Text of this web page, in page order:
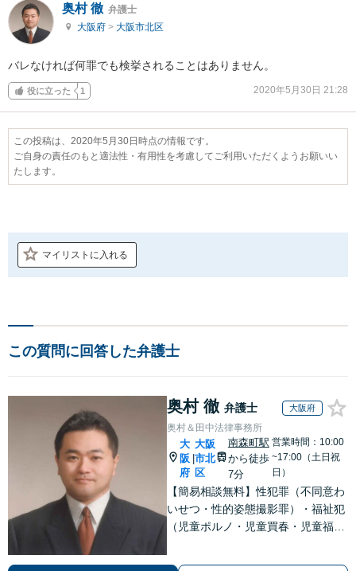
奥村 徹 弁護士
大阪府 > 大阪市北区
バレなければ何罪でも検挙されることはありません。
役に立った 1 2020年5月30日 21:28
この投稿は、2020年5月30日時点の情報です。
ご自身の責任のもと適法性・有用性を考慮してご利用いただくようお願いい
たします。
マイリストに入れる
この質問に回答した弁護士
奥村 徹 弁護士 大阪府
奥村＆田中法律事務所
大
阪
府
大阪
市北
区
南森町駅
から徒歩
7分
営業時間：10:00
~17:00（土日祝
日）
【簡易相談無料】性犯罪（不同意わ
いせつ・性的姿態撮影罪）・福祉犯
（児童ポルノ・児童買春・児童福祉